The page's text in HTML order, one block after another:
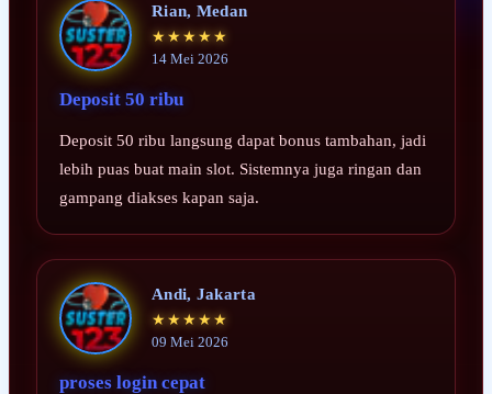
Rian, Medan
★★★★★
14 Mei 2026
Deposit 50 ribu
Deposit 50 ribu langsung dapat bonus tambahan, jadi
lebih puas buat main slot. Sistemnya juga ringan dan
gampang diakses kapan saja.
Andi, Jakarta
★★★★★
09 Mei 2026
proses login cepat